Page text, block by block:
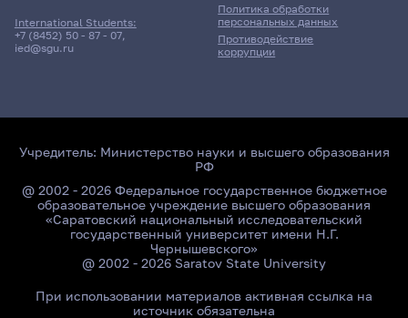
International Students:
+7 (8452) 50 - 87 - 07,
ied@sgu.ru
Политика обработки
персональных данных
Противодействие
коррупции
Учредитель: Министерство науки и высшего образования
РФ
@ 2002 - 2026 Федеральное государственное бюджетное
образовательное учреждение высшего образования
«Саратовский национальный исследовательский
государственный университет имени Н.Г.
Чернышевского»
@ 2002 - 2026 Saratov State University
При использовании материалов активная ссылка на
источник обязательна